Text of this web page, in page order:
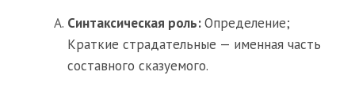
Синтаксическая роль:Определение;
Краткие страдательные — именная часть
составного сказуемого.